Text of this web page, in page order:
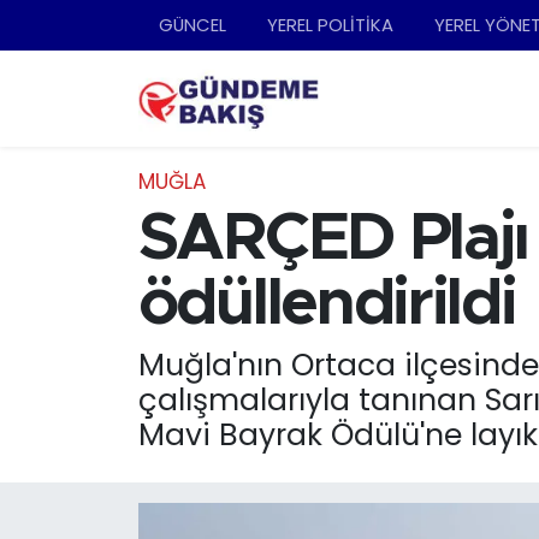
GÜNCEL YEREL POLİTİKA YEREL
MUĞLA
SARÇED
ödüllendirildi
Muğla'nın Ortaca
çalışmalarıyla tanınan
Mavi Bayrak Ödülü'ne
Ankara
DÜNYA
EKONOMİ
Nöbetçi Eczaneler
Trafik Durumu
Süper Lig Puan Durumu ve Fikstür
Son Dakika Haberleri